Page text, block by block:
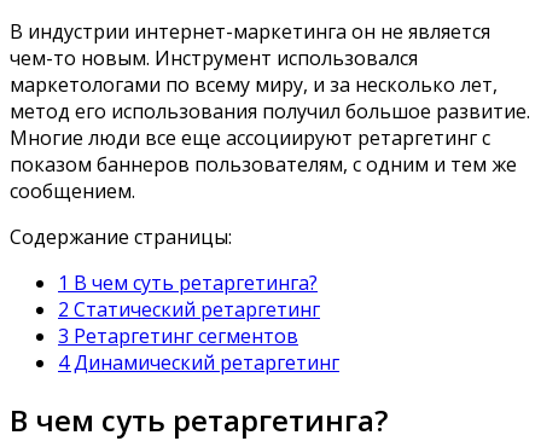
В индустрии интернет-маркетинга он не является
чем-то новым. Инструмент использовался
маркетологами по всему миру, и за несколько лет,
метод его использования получил большое развитие.
Многие люди все еще ассоциируют ретаргетинг с
показом баннеров пользователям, с одним и тем же
сообщением.
Содержание страницы:
1 В чем суть ретаргетинга?
2 Статический ретаргетинг
3 Ретаргетинг сегментов
4 Динамический ретаргетинг
В чем суть ретаргетинга?